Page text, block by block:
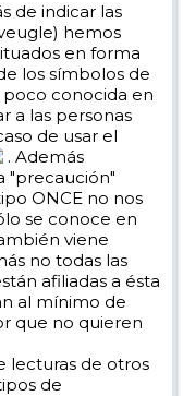
de indicar las
hemos
en forma
los símbolos de
conocida en
a las personas
de usar el
. Además
"precaución"
ONCE no nos
se conoce en
viene
no todas las
afiliadas a ésta
al mínimo de
que no quieren
lecturas de otros
de